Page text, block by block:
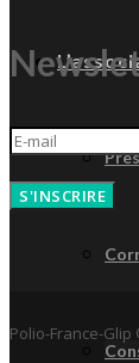
S'INSCRIRE
Polio-France-